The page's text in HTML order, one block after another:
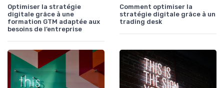
Optimiser la stratégie
digitale grâce à une
formation GTM adaptée aux
besoins de l’entreprise
Comment optimiser la
stratégie digitale grâce à un
trading desk